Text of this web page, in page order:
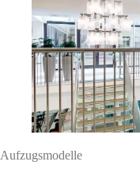
Aufzugsmodelle